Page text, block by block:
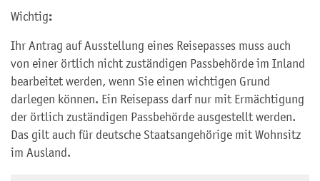
Wichtig:
Ihr Antrag auf Ausstellung eines Reisepasses muss auch
von einer örtlich nicht zuständigen Passbehörde im Inland
bearbeitet werden, wenn Sie einen wichtigen Grund
darlegen können. Ein Reisepass darf nur mit Ermächtigung
der örtlich zuständigen Passbehörde ausgestellt werden.
Das gilt auch für deutsche Staatsangehörige mit Wohnsitz
im Ausland.